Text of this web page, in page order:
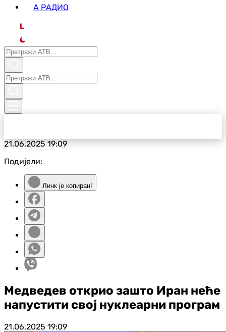
А РАДИО
L
21.06.202519:09
Подијели:
Линк је копиран!
Медведев открио зашто Иран неће
напустити свој нуклеaрни програм
21.06.2025 19:09